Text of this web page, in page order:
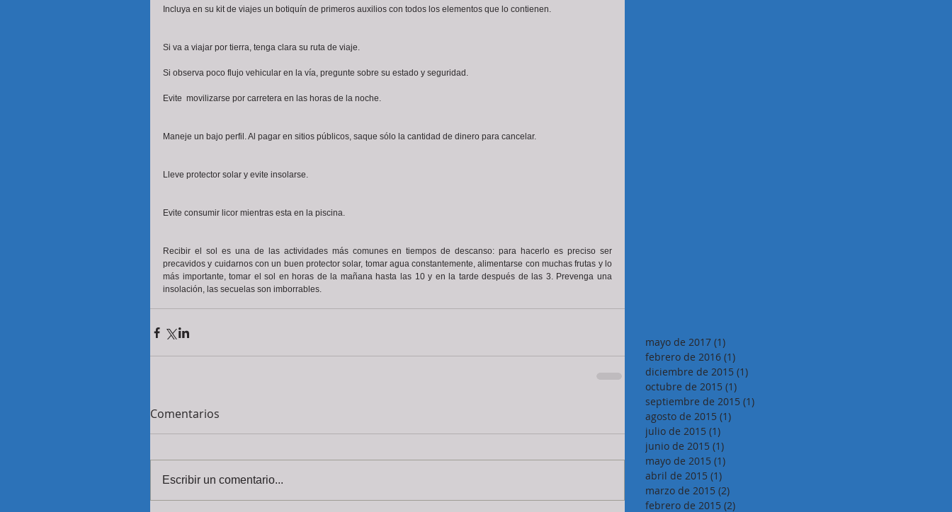
Incluya en su kit de viajes un botiquín de primeros auxilios con todos los elementos que lo contienen.
Si va a viajar por tierra, tenga clara su ruta de viaje.
Si observa poco flujo vehicular en la vía, pregunte sobre su estado y seguridad.
Evite  movilizarse por carretera en las horas de la noche.
Maneje un bajo perfil. Al pagar en sitios públicos, saque sólo la cantidad de dinero para cancelar.
Lleve protector solar y evite insolarse.
Evite consumir licor mientras esta en la piscina.
Recibir el sol es una de las actividades más comunes en tiempos de descanso: para hacerlo es preciso ser
precavidos y cuidarnos con un buen protector solar, tomar agua constantemente, alimentarse con muchas frutas y lo
más importante, tomar el sol en horas de la mañana hasta las 10 y en la tarde después de las 3. Prevenga una
insolación, las secuelas son imborrables.
Comentarios
Escribir un comentario...
mayo de 2017 (1)
febrero de 2016 (1)
diciembre de 2015 (1)
octubre de 2015 (1)
septiembre de 2015 (1)
agosto de 2015 (1)
julio de 2015 (1)
junio de 2015 (1)
mayo de 2015 (1)
abril de 2015 (1)
marzo de 2015 (2)
febrero de 2015 (2)